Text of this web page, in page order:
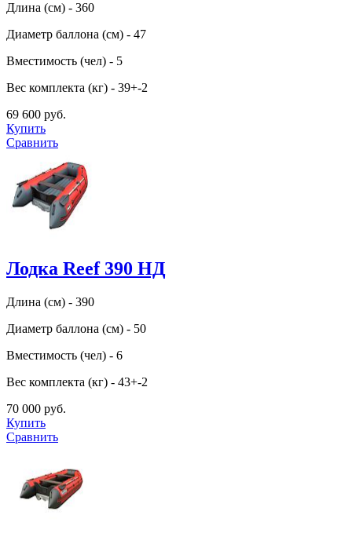
Длина (см) - 360
Диаметр баллона (см) - 47
Вместимость (чел) - 5
Вес комплекта (кг) - 39+-2
69 600 руб.
Купить
Сравнить
Лодка Reef 390 НД
Длина (см) - 390
Диаметр баллона (см) - 50
Вместимость (чел) - 6
Вес комплекта (кг) - 43+-2
70 000 руб.
Купить
Сравнить